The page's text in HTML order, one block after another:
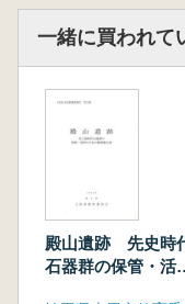
一緒に買われて
殿山遺跡 先史時
石器群の保管・活